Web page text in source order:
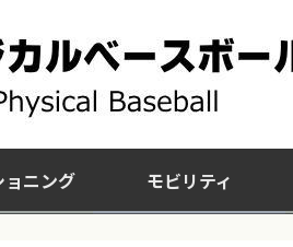
ョニング モビリティ